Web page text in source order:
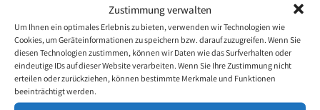
Zustimmung verwalten
Um Ihnen ein optimales Erlebnis zu bieten, verwenden wir Technologien wie
Cookies, um Geräteinformationen zu speichern bzw. darauf zuzugreifen. Wenn Sie
diesen Technologien zustimmen, können wir Daten wie das Surfverhalten oder
eindeutige IDs auf dieser Website verarbeiten. Wenn Sie Ihre Zustimmung nicht
erteilen oder zurückziehen, können bestimmte Merkmale und Funktionen
beeinträchtigt werden.
n
o
k